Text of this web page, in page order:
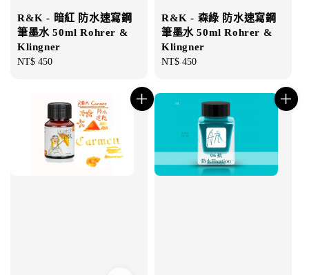
R&K - 暗紅 防水速寫鋼
筆墨水 50ml Rohrer &
Klingner
Regular
NT$ 450
R&K - 森綠 防水速寫鋼
筆墨水 50ml Rohrer &
Klingner
Regular
NT$ 450